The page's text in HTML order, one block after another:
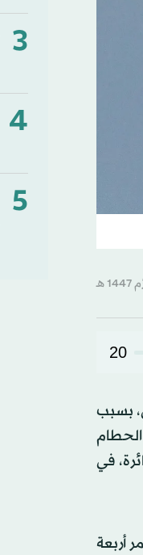
20
من يوم 7 مايو (أيار) الماضي، بسبب
في
أربعة
3
4
5